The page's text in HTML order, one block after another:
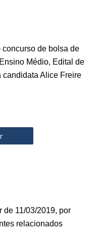
de bolsa de
Médio, Edital de
candidata Alice Freire
de 11/03/2019, por
relacionados